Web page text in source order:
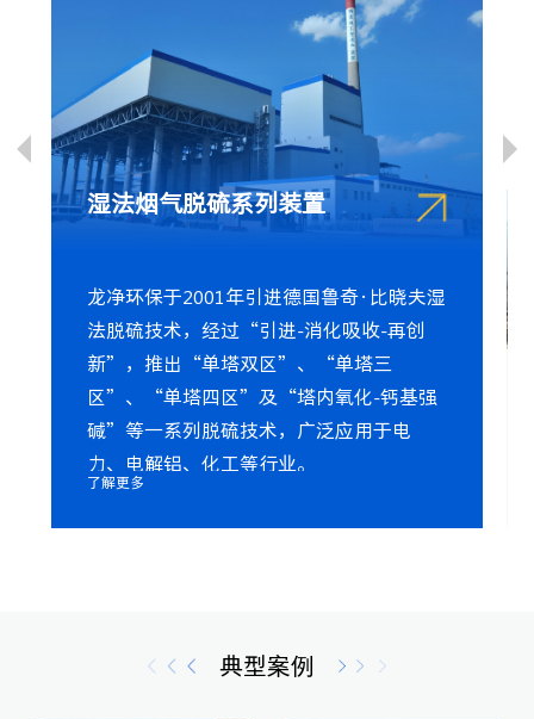
湿法烟气脱硫系列装置
龙净环保于2001年引进德国鲁奇·比晓夫湿
法脱硫技术，经过“引进-消化吸收-再创
新”，推出“单塔双区”、“单塔三
区”、“单塔四区”及“塔内氧化-钙基强
碱”等一系列脱硫技术，广泛应用于电
力、电解铝、化工等行业。
了解更多
典型案例